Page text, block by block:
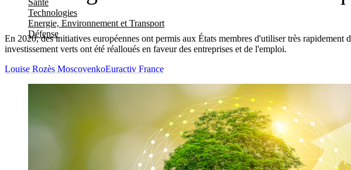
Santé
Technologies
Energie, Environnement et Transport
Défense
En 2020, des initiatives européennes ont permis aux États membres d'utiliser très
investissement verts ont été réalloués en faveur des entreprises et de l'emploi.
Louise Rozès MoscovenkoEuractiv France